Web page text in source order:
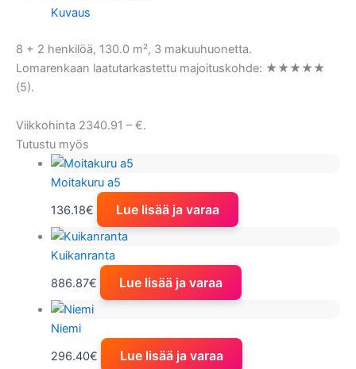
Kuvaus
8 + 2 henkilöä, 130.0 m², 3 makuuhuonetta.
Lomarenkaan laatutarkastettu majoituskohde: ★★★★★
(5).
Viikkohinta 2340.91 – €.
Tutustu myös
Moitakuru a5
136.18€ Lue lisää ja varaa
Kuikanranta
886.87€ Lue lisää ja varaa
Niemi
296.40€ Lue lisää ja varaa